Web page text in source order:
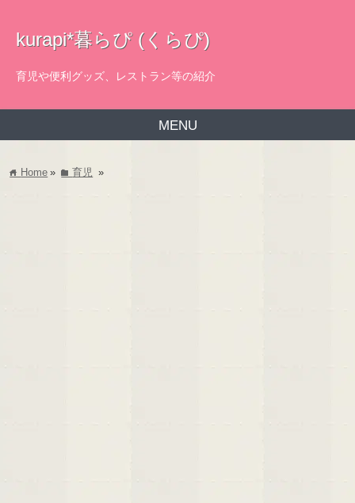
kurapi*暮らぴ (くらぴ)
育児や便利グッズ、レストラン等の紹介
MENU
home Home » folder 育児 »